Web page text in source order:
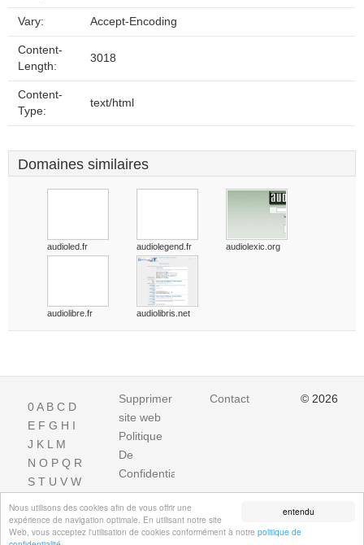
entendu
Nous utilisons des cookies afin de vous offrir une
expérience de navigation optimale. En utilisant notre site
Web, vous acceptez l'utilisation de cookies conformément à notre politique de
Vary: Accept-Encoding
Content-
Length:
3018
Content-
Type:
text/html
Domaines similaires
audioled.fr audiolegend.fr audiolexic.org
audiolibre.fr audiolibris.net
0A B C D
E F G H I
J K L M
N O P Q R
S T U V W
Supprimer
site web
Politique
De
Confidentialite
Contact © 2026